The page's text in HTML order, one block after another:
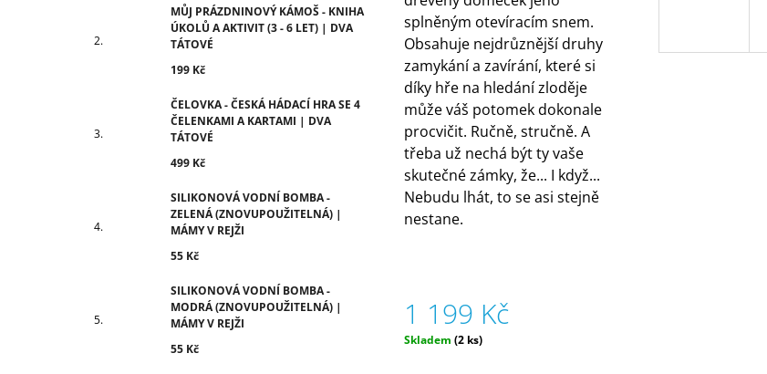
MŮJ PRÁZDNINOVÝ KÁMOŠ - KNIHA
ÚKOLŮ A AKTIVIT (3 - 6 LET) | DVA
TÁTOVÉ
199 Kč
ČELOVKA - ČESKÁ HÁDACÍ HRA SE 4
ČELENKAMI A KARTAMI | DVA
TÁTOVÉ
499 Kč
SILIKONOVÁ VODNÍ BOMBA -
ZELENÁ (ZNOVUPOUŽITELNÁ) |
MÁMY V REJŽI
55 Kč
SILIKONOVÁ VODNÍ BOMBA -
MODRÁ (ZNOVUPOUŽITELNÁ) |
MÁMY V REJŽI
55 Kč
hvězdiček.
splněným otevíracím snem.
Obsahuje nejdrůznější druhy
zamykání a zavírání, které si
díky hře na hledání zloděje
může váš potomek dokonale
procvičit. Ručně, stručně. A
třeba už nechá být ty vaše
skutečné zámky, že... I když...
Nebudu lhát, to se asi stejně
nestane.
1 199 Kč
Měrná
Skladem (2 ks)